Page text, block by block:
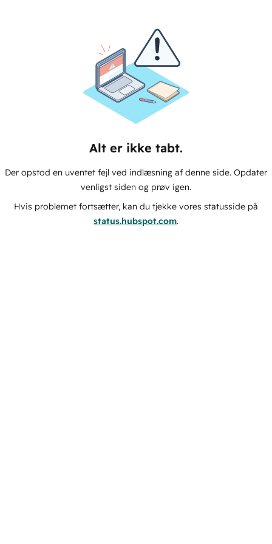
Alt er ikke tabt.
Der opstod en uventet fejl ved indlæsning af denne side. Opdater
venligst siden og prøv igen.
Hvis problemet fortsætter, kan du tjekke vores statusside på
status.hubspot.com.